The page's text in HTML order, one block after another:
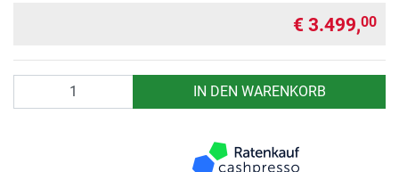
€ 3.499,00
IN DEN WARENKORB